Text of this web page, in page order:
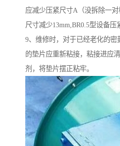
应减少压紧尺寸A（没拆除一
尺寸减少13mm,BR0.5型设备压
9、维修时，对于已经老化的
的垫片应重新粘接，粘接进应
剂，将垫片摆正粘牢。